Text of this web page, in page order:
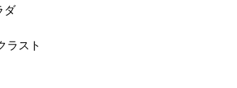
ダ
ラスト